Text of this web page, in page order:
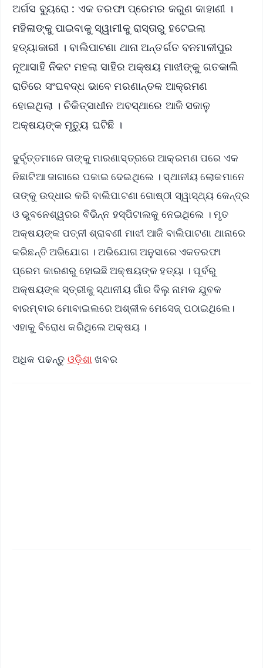
ଅର୍ଗସ ବ୍ୟୁରୋ : ଏକ ତରଫା ପ୍ରେମର କରୁଣ କାହାଣୀ ।
ମହିଳାଙ୍କୁ ପାଇବାକୁ ସ୍ୱାମୀକୁ ରାସ୍ତାରୁ ହଟେଇଲା
ହତ୍ୟାକାରୀ । ବାଲିପାଟଣା ଥାନା ଅନ୍ତର୍ଗତ ବନମାଳୀପୁର
ନୂଆସାହି ନିକଟ ମହଲା ସାହିର ଅକ୍ଷୟ ମାଝୀଙ୍କୁ ଗତକାଲି
ରାତିରେ ସଂଘବଦ୍ଧ ଭାବେ ମରଣାନ୍ତକ ଆକ୍ରମଣ
ହୋଇଥିଲା । ଚିକିତ୍ସାଧୀନ ଅବସ୍ଥାରେ ଆଜି ସକାଳୁ
ଅକ୍ଷୟଙ୍କ ମୃତ୍ୟୁ ଘଟିଛି ।
ଦୁର୍ବୃତ୍ତମାନେ ତାଙ୍କୁ ମାରଣାସ୍ତ୍ରରେ ଆକ୍ରମଣ ପରେ ଏକ
ନିଛାଟିଆ ଜାଗାରେ ପକାଇ ଦେଇଥିଲେ । ସ୍ଥାନୀୟ ଲୋକମାନେ
ତାଙ୍କୁ ଉଦ୍ଧାର କରି ବାଲିପାଟଣା ଗୋଷ୍ଠୀ ସ୍ୱାସ୍ଥ୍ୟ କେନ୍ଦ୍ର
ଓ ଭୁବନେଶ୍ୱରର ବିଭିନ୍ନ ହସ୍ପିଟାଲକୁ ନେଇଥିଲେ । ମୃତ
ଅକ୍ଷୟଙ୍କ ପତ୍ନୀ ଶ୍ରାବଣୀ ମାଝୀ ଆଜି ବାଲିପାଟଣା ଥାନାରେ
କରିଛନ୍ତି ଅଭିଯୋଗ । ଅଭିଯୋଗ ଅନୁସାରେ ଏକତରଫା
ପ୍ରେମ କାରଣରୁ ହୋଇଛି ଅକ୍ଷୟଙ୍କ ହତ୍ୟା । ପୂର୍ବରୁ
ଅକ୍ଷୟଙ୍କ ସ୍ତ୍ରୀକୁ ସ୍ଥାନୀୟ ଗାଁର ଦିଲୁ ନାମକ ଯୁବକ
ବାରମ୍ବାର ମୋବାଇଲରେ ଅଶ୍ଳୀଳ ମେସେଜ୍ ପଠାଇଥିଲେ।
ଏହାକୁ ବିରୋଧ କରିଥିଲେ ଅକ୍ଷୟ ।
ଅଧିକ ପଢନ୍ତୁ ଓଡ଼ିଶା ଖବର